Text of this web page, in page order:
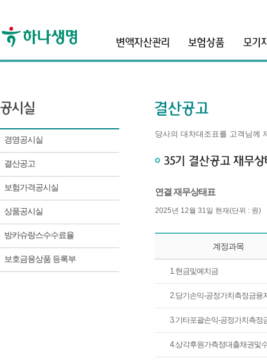
경영공시실
결산공고
보험가격공시실
상품공시실
방카슈랑스수수료율
보호금융상품 등록부
당사의 대차대조표를 고객님께
연결 재무상태표
2025년 12월 31일 현재(단위 : 원)
계정과목
1.현금및예치금
2.당기손익-공정가치측정금융
3.기타포괄손익-공정가치측정
4.상각후원가측정대출채권및